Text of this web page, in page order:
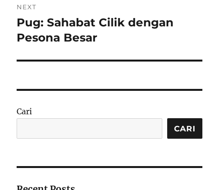
NEXT
Next
post:
Pug: Sahabat Cilik dengan
Pesona Besar
Cari
CARI